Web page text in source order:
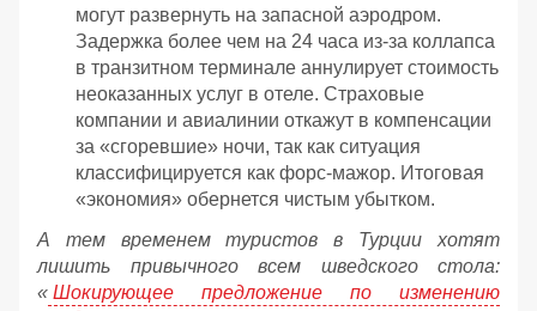
могут развернуть на запасной аэродром.
Задержка более чем на 24 часа из-за коллапса
в транзитном терминале аннулирует стоимость
неоказанных услуг в отеле. Страховые
компании и авиалинии откажут в компенсации
за «сгоревшие» ночи, так как ситуация
классифицируется как форс-мажор. Итоговая
«экономия» обернется чистым убытком.
А тем временем туристов в Турции хотят
лишить привычного всем шведского стола:
« Шокирующее предложение по изменению